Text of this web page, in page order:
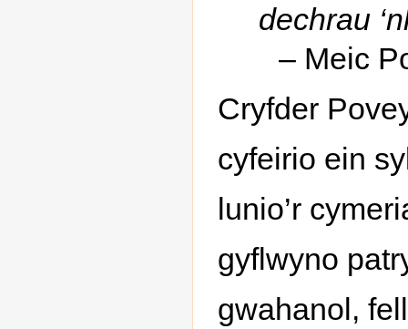
dechrau
– Meic
Cryfder
cyfeirio ein
lunio’r
gyflwyno
gwahanol,